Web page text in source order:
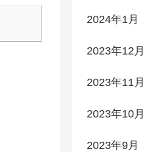
2024年1月
2023年12月
2023年11月
2023年10月
2023年9月